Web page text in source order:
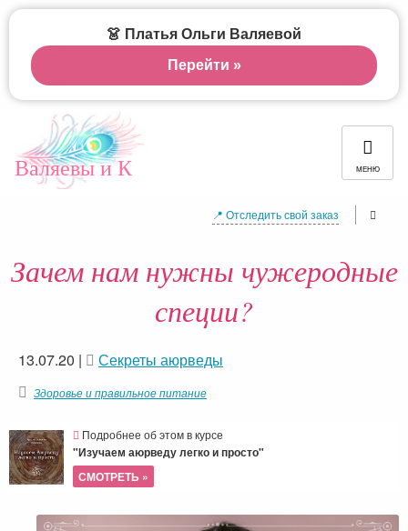
Валяевы и К МЕНЮ
📍 Отследить свой заказ
Зачем нам нужны чужеродные
специи?
13.07.20 | Секреты аюрведы
Здоровье и правильное питание
Подробнее об этом в курсе
"Изучаем аюрведу легко и просто"
СМОТРЕТЬ »
👗 Платья Ольги Валяевой
Перейти »